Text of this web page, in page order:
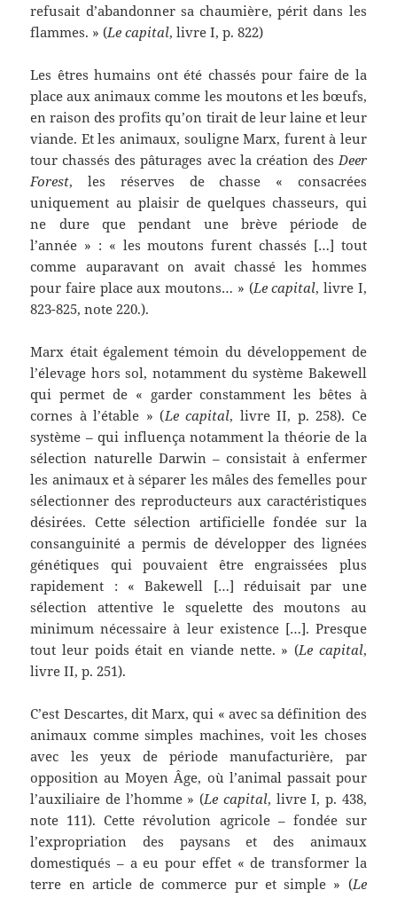
refusait d’abandonner sa chaumière, périt dans les
flammes. » (Le capital, livre I, p. 822)
Les êtres humains ont été chassés pour faire de la
place aux animaux comme les moutons et les bœufs,
en raison des profits qu’on tirait de leur laine et leur
viande. Et les animaux, souligne Marx, furent à leur
tour chassés des pâturages avec la création desDeer
Forest, les réserves de chasse « consacrées
uniquement au plaisir de quelques chasseurs, qui
ne dure que pendant une brève période de
l’année » : « les moutons furent chassés […] tout
comme auparavant on avait chassé les hommes
pour faire place aux moutons… » (Le capital, livre I,
823-825, note 220.).
Marx était également témoin du développement de
l’élevage hors sol, notamment du système Bakewell
qui permet de « garder constamment les bêtes à
cornes à l’étable » (Le capital, livre II, p. 258). Ce
système – qui influença notamment la théorie de la
sélection naturelle Darwin – consistait à enfermer
les animaux et à séparer les mâles des femelles pour
sélectionner des reproducteurs aux caractéristiques
désirées. Cette sélection artificielle fondée sur la
consanguinité a permis de développer des lignées
génétiques qui pouvaient être engraissées plus
rapidement : « Bakewell […] réduisait par une
sélection attentive le squelette des moutons au
minimum nécessaire à leur existence […]. Presque
tout leur poids était en viande nette. » (Le capital,
livre II, p. 251).
C’est Descartes, dit Marx, qui « avec sa définition des
animaux comme simples machines, voit les choses
avec les yeux de période manufacturière, par
opposition au Moyen Âge, où l’animal passait pour
l’auxiliaire de l’homme » (Le capital, livre I, p. 438,
note 111). Cette révolution agricole – fondée sur
l’expropriation des paysans et des animaux
domestiqués – a eu pour effet « de transformer la
terre en article de commerce pur et simple » (Le